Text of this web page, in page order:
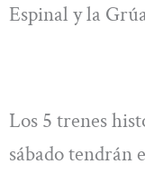
Espinal y la
Los 5 trenes
sábado tendrán